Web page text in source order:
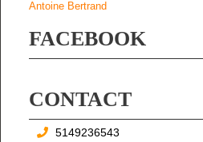
Antoine Bertrand
FACEBOOK
CONTACT
5149236543